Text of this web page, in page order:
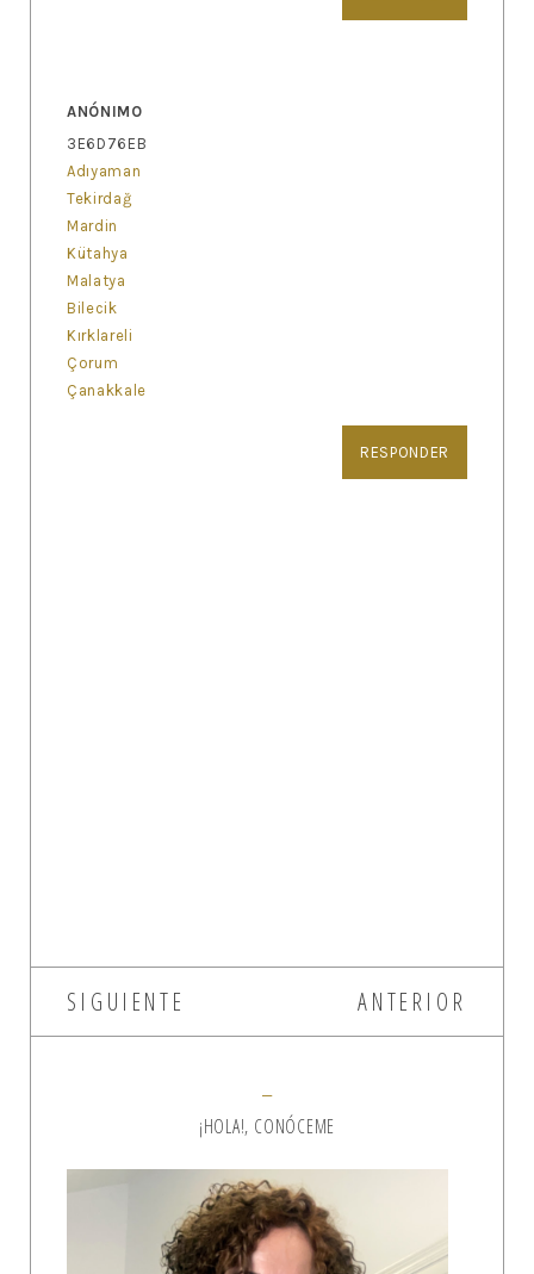
ANÓNIMO
3E6D76EB
Adıyaman
Tekirdağ
Mardin
Kütahya
Malatya
Bilecik
Kırklareli
Çorum
Çanakkale
RESPONDER
SIGUIENTE ANTERIOR
¡HOLA!, CONÓCEME